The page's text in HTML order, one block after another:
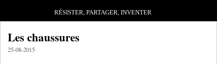
RÉSISTER, PARTAGER, INVENTER
Les chaussures
25-08-2015